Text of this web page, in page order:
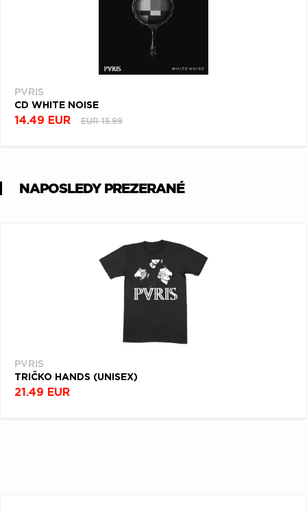
PVRIS
CD WHITE NOISE
14.49 EUR EUR 15.99
NAPOSLEDY PREZERANÉ
PVRIS
TRIČKO HANDS (UNISEX)
21.49 EUR